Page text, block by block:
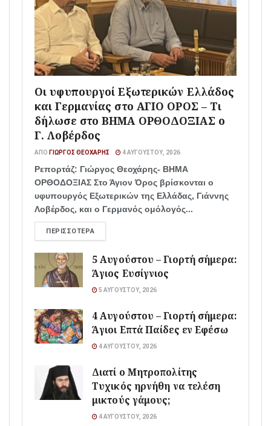
Οι υφυπουργοί Εξωτερικών Ελλάδος
και Γερμανίας στο ΑΓΙΟ ΟΡΟΣ – Τι
δήλωσε στο ΒΗΜΑ ΟΡΘΟΔΟΞΙΑΣ ο
Γ. Λοβέρδος
ΑΠΌ ΓΙΏΡΓΟΣ ΘΕΟΧΆΡΗΣ 4 ΑΥΓΟΎΣΤΟΥ, 2026
Ρεπορτάζ: Γιώργος Θεοχάρης- ΒΗΜΑ
ΟΡΘΟΔΟΞΙΑΣ Στο Άγιον Όρος βρίσκονται ο
υφυπουργός Εξωτερικών της Ελλάδας, Γιάννης
Λοβέρδος, και ο Γερμανός ομόλογός...
ΠΕΡΙΣΣΌΤΕΡΑ
5 Αυγούστου – Γιορτή σήμερα:
Άγιος Ευσίγνιος
5 ΑΥΓΟΎΣΤΟΥ, 2026
4 Αυγούστου – Γιορτή σήμερα:
Άγιοι Επτά Παίδες εν Εφέσω
4 ΑΥΓΟΎΣΤΟΥ, 2026
Διατί ο Μητροπολίτης
Τυχικός ηρνήθη να τελέση
μικτούς γάμους;
4 ΑΥΓΟΎΣΤΟΥ, 2026